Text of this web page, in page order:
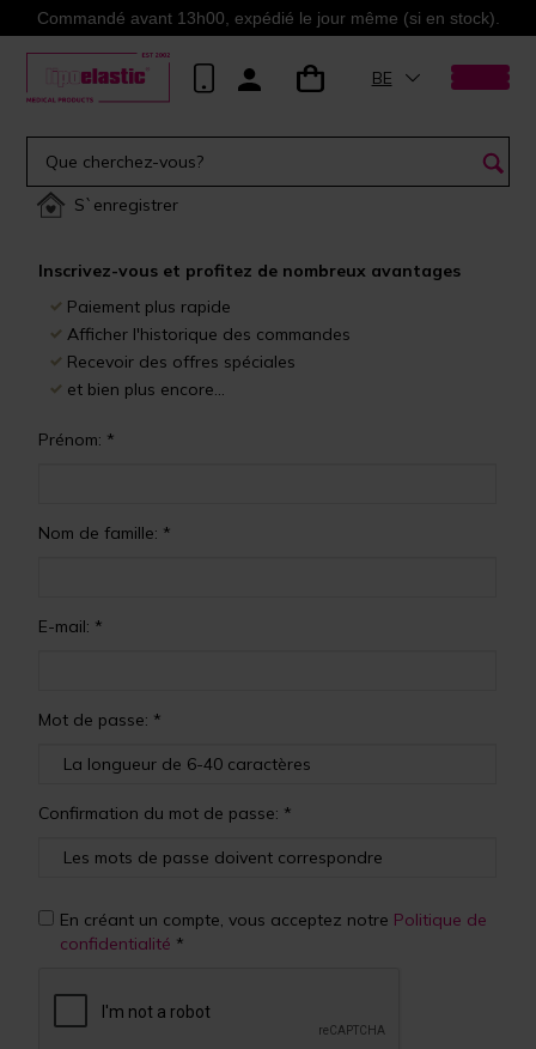
Commandé avant 13h00, expédié le jour même (si en stock).
BE
S`enregistrer
Prénom: *
Nom de famille: *
E-mail: *
Mot de passe: *
Confirmation du mot de passe: *
En créant un compte, vous acceptez notre Politique de
confidentialité *
Inscrivez-vous et profitez de nombreux avantages
Paiement plus rapide
Afficher l'historique des commandes
Recevoir des offres spéciales
et bien plus encore...